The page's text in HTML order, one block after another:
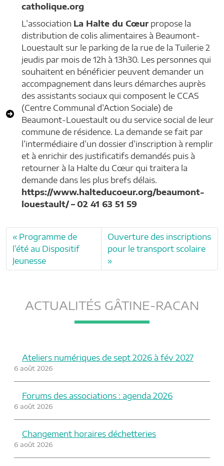
catholique.org
L’association La Halte du Cœurpropose la
distribution de colis alimentaires à Beaumont-
Louestault sur le parking de la rue de la Tuilerie 2
jeudis par mois de 12h à 13h30. Les personnes qui
souhaitent en bénéficier peuvent demander un
accompagnement dans leurs démarches auprès
des assistants sociaux qui composent le CCAS
(Centre Communal d’Action Sociale) de
Beaumont-Louestault ou du service social de leur
commune de résidence. La demande se fait par
l’intermédiaire d’un dossier d’inscription à remplir
et à enrichir des justificatifs demandés puis à
retourner à la Halte du Cœur qui traitera la
demande dans les plus brefs délais.
https://www.halteducoeur.org/beaumont-
louestault/ – 02 41 63 51 59
Programme de
l’été au Dispositif
Jeunesse
Ouverture des inscriptions
pour le transport scolaire
ACTUALITÉS GÂTINE-RACAN
Ateliers numériques de sept 2026 à fév 2027
6 août 2026
Forums des associations : agenda 2026
6 août 2026
Changement horaires déchetteries
6 août 2026